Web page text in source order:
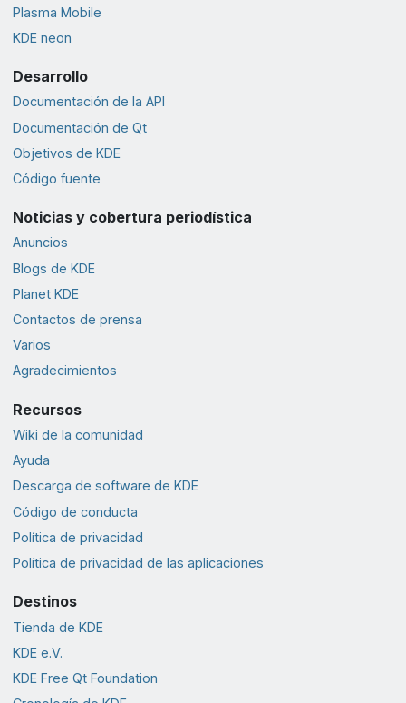
Plasma Mobile
KDE neon
Desarrollo
Documentación de la API
Documentación de Qt
Objetivos de KDE
Código fuente
Noticias y cobertura periodística
Anuncios
Blogs de KDE
Planet KDE
Contactos de prensa
Varios
Agradecimientos
Recursos
Wiki de la comunidad
Ayuda
Descarga de software de KDE
Código de conducta
Política de privacidad
Política de privacidad de las aplicaciones
Destinos
Tienda de KDE
KDE e.V.
KDE Free Qt Foundation